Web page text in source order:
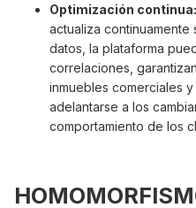
Optimización continua:
actualiza continuamente
datos, la plataforma
correlaciones,
inmuebles comerciales
adelantarse a los
comportamiento de los